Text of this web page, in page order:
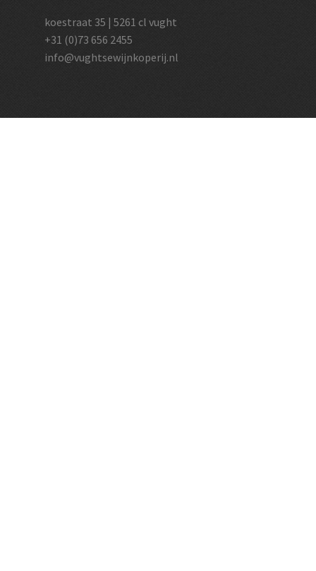
koestraat 35 | 5261 cl vught
+31 (0)73 656 2455
info@vughtsewijnkoperij.nl